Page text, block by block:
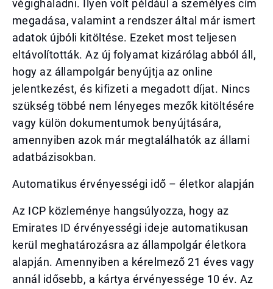
végighaladni. Ilyen volt például a személyes cím
megadása, valamint a rendszer által már ismert
adatok újbóli kitöltése. Ezeket most teljesen
eltávolították. Az új folyamat kizárólag abból áll,
hogy az állampolgár benyújtja az online
jelentkezést, és kifizeti a megadott díjat. Nincs
szükség többé nem lényeges mezők kitöltésére
vagy külön dokumentumok benyújtására,
amennyiben azok már megtalálhatók az állami
adatbázisokban.
Automatikus érvényességi idő – életkor alapján
Az ICP közleménye hangsúlyozza, hogy az
Emirates ID érvényességi ideje automatikusan
kerül meghatározásra az állampolgár életkora
alapján. Amennyiben a kérelmező 21 éves vagy
annál idősebb, a kártya érvényessége 10 év. Az